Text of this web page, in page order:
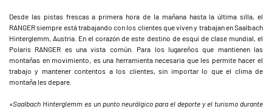
Desde las pistas frescas a primera hora de la mañana hasta la última silla, el
RANGER siempre está trabajando con los clientes que viven y trabajan en Saalbach
Hinterglemm, Austria. En el corazón de este destino de esquí de clase mundial, el
Polaris RANGER es una vista común. Para los lugareños que mantienen las
montañas en movimiento, es una herramienta necesaria que les permite hacer el
trabajo y mantener contentos a los clientes, sin importar lo que el clima de
montaña les depare.
«Saalbach Hinterglemm es un punto neurálgico para el deporte y el turismo durante